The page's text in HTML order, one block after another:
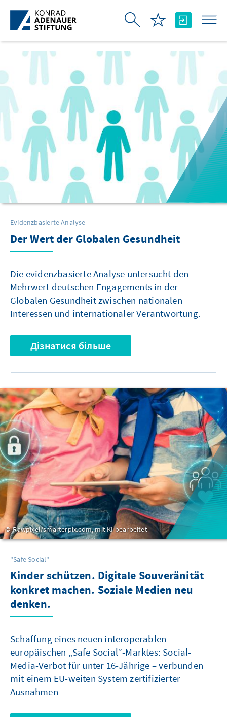
Skip to Main Content
Evidenzbasierte Analyse
Der Wert der Globalen Gesundheit
Die evidenzbasierte Analyse untersucht den
Mehrwert deutschen Engagements in der
Globalen Gesundheit zwischen nationalen
Interessen und internationaler Verantwortung.
Дізнатися більше
Rawpixel/smarterpix.com, mit KI bearbeitet
"Safe Social"
Kinder schützen. Digitale Souveränität
konkret machen. Soziale Medien neu
denken.
Schaffung eines neuen interoperablen
europäischen „Safe Social“-Marktes: Social-
Media-Verbot für unter 16-Jährige – verbunden
mit einem EU-weiten System zertifizierter
Ausnahmen